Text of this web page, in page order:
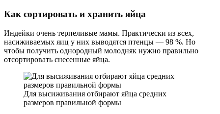
Как сортировать и хранить яйца
Индейки очень терпеливые мамы. Практически из всех,
насиживаемых яиц у них выводятся птенцы — 98 %. Но
чтобы получить однородный молодняк нужно правильно
отсортировать снесенные яйца.
Для высиживания отбирают яйца средних
размеров правильной формы